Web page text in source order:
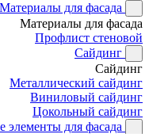
Материалы для фасада
Материалы для фасада
Профлист стеновой
Сайдинг
Сайдинг
Металлический сайдинг
Виниловый сайдинг
Цокольный сайдинг
элементы для фасада